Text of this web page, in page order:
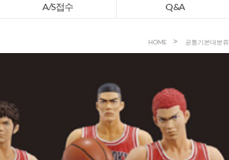
A/S접수
Q&A
HOME 공통기본대분류